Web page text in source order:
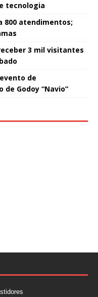
tecnologia
800 atendimentos;
3 mil visitantes
de
de Godoy “Navio”